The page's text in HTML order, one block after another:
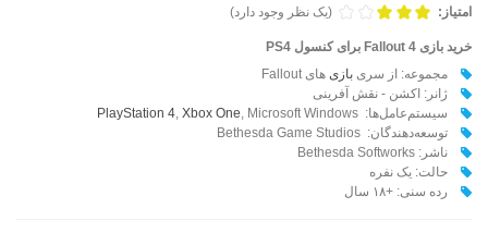
امتیاز: (یک نظر وجود دارد)
خرید بازی Fallout 4 برای کنسول PS4
مجموعه: از سریبازی های Fallout
ژانر: اکشن - نقش آفرینی
سیستم‌عامل‌ها:‌
PlayStation 4, Xbox One , Microsoft Windows
توسعه‌دهندگان:‌ Bethesda Game Studios
ناشر: Bethesda Softworks
حالت: یک نفره
رده سنی: +۱۸ سال